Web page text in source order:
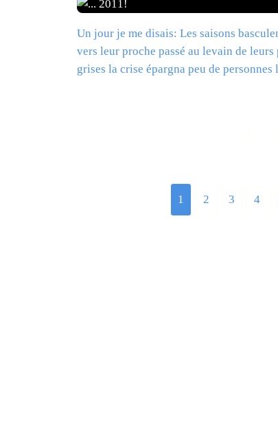
Un jour je me disais: Les saisons
vers leur proche passé au levain de
grises la crise épargna peu de personnes
1 2 3 4